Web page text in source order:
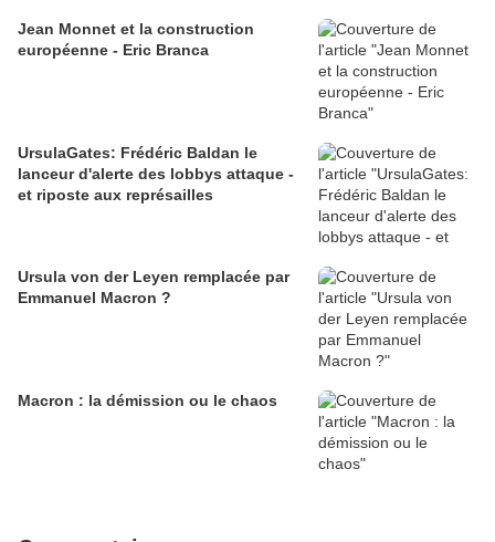
Jean Monnet et la construction
européenne - Eric Branca
UrsulaGates: Frédéric Baldan le
lanceur d'alerte des lobbys attaque -
et riposte aux représailles
Ursula von der Leyen remplacée par
Emmanuel Macron ?
Macron : la démission ou le chaos